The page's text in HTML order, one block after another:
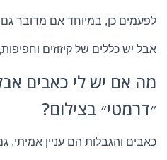
לפעמים כן, במיוחד אם מדובר
אבל יש כללים של קיזוזים
מה אם יש לי כאבים
״דרמטי״ בצילום?
כאבים והגבלות הם עניין אמיתי,